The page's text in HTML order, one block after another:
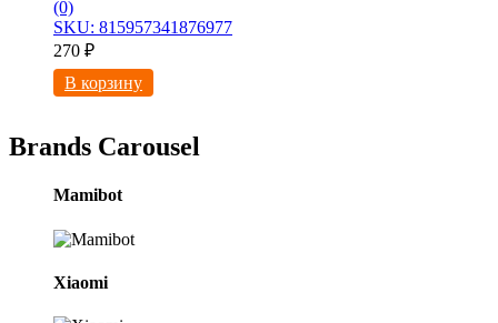
(0)
SKU: 815957341876977
270 ₽
В корзину
Brands Carousel
Mamibot
Xiaomi